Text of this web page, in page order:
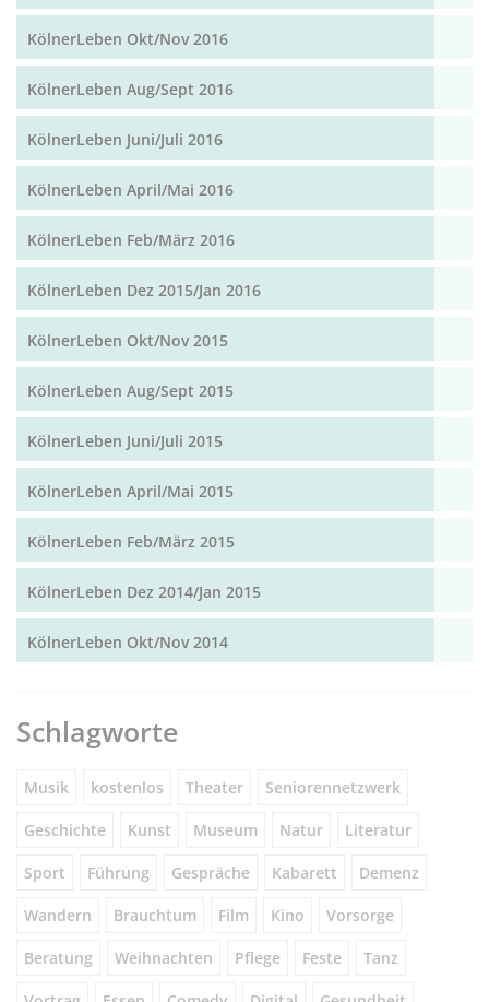
KölnerLeben Okt/Nov 2016
KölnerLeben Aug/Sept 2016
KölnerLeben Juni/Juli 2016
KölnerLeben April/Mai 2016
KölnerLeben Feb/März 2016
KölnerLeben Dez 2015/Jan 2016
KölnerLeben Okt/Nov 2015
KölnerLeben Aug/Sept 2015
KölnerLeben Juni/Juli 2015
KölnerLeben April/Mai 2015
KölnerLeben Feb/März 2015
KölnerLeben Dez 2014/Jan 2015
KölnerLeben Okt/Nov 2014
Schlagworte
Musik kostenlos Theater Seniorennetzwerk
Geschichte Kunst Museum Natur Literatur
Sport Führung Gespräche Kabarett Demenz
Wandern Brauchtum Film Kino Vorsorge
Beratung Weihnachten Pflege Feste Tanz